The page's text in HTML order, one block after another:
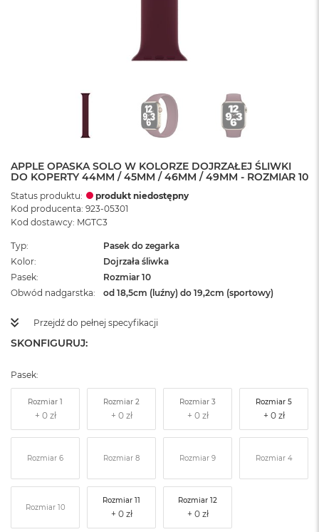
APPLE OPASKA SOLO W KOLORZE DOJRZAŁEJ ŚLIWKI
DO KOPERTY 44MM / 45MM / 46MM / 49MM - ROZMIAR 10
Status produktu:
produkt niedostępny
Kod producenta: 923-05301
Kod dostawcy: MGTC3
Typ
Pasek do zegarka
Kolor
Dojrzała śliwka
Pasek
Rozmiar 10
Obwód nadgarstka
od 18,5cm (luźny) do 19,2cm (sportowy)
Przejdź do pełnej specyfikacji
SKONFIGURUJ:
Pasek:
Rozmiar 1 Rozmiar 2 Rozmiar 3 Rozmiar 5
Rozmiar 6 Rozmiar 8 Rozmiar 9 Rozmiar 4
Rozmiar 10
Rozmiar 11 Rozmiar 12